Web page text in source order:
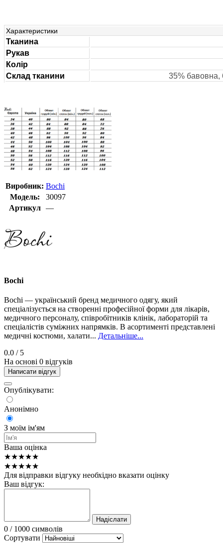
Характеристики
Тканина
Рукав
Колір
Склад тканини
35% бавовна,
Виробник: Bochi
Модель:
30097
Артикул
—
Bochi
Bochi — український бренд медичного одягу, який
спеціалізується на створенні професійної форми для лікарів,
медичного персоналу, співробітників клінік, лабораторій та
спеціалістів суміжних напрямків. В асортименті представлені
медичні костюми, халати... Детальніше...
0.0 / 5
На основі 0 відгуків
Написати відгук
Опублікувати:
Анонімно
З моїм ім'ям
Ваша оцінка
★★★★★
★★★★★
Для відправки відгуку необхідно вказати оцінку
Ваш відгук:
Надіслати
0 / 1000 символів
Сортувати